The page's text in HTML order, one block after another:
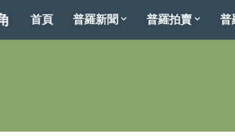
首頁 普羅新聞 普羅拍賣 普